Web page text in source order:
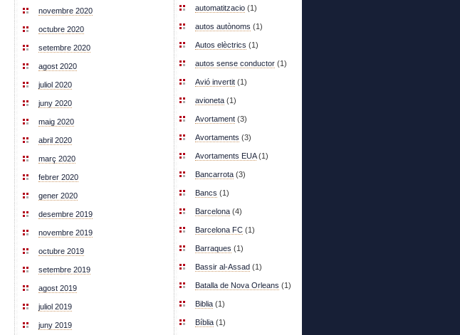
novembre 2020
octubre 2020
setembre 2020
agost 2020
juliol 2020
juny 2020
maig 2020
abril 2020
març 2020
febrer 2020
gener 2020
desembre 2019
novembre 2019
octubre 2019
setembre 2019
agost 2019
juliol 2019
juny 2019
automatitzacio (1)
autos autònoms (1)
Autos elèctrics (1)
autos sense conductor (1)
Avió invertit (1)
avioneta (1)
Avortament (3)
Avortaments (3)
Avortaments EUA(1)
Bancarrota (3)
Bancs (1)
Barcelona (4)
Barcelona FC (1)
Barraques (1)
Bassir al-Assad (1)
Batalla de Nova Orleans (1)
Biblia (1)
Bíblia (1)